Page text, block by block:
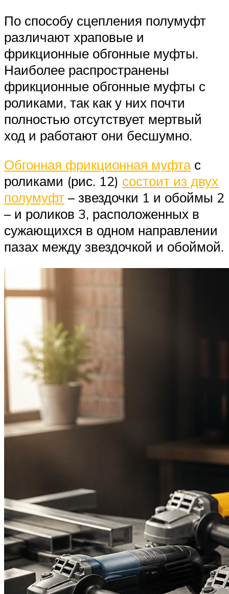
По способу сцепления полумуфт
различают храповые и
фрикционные обгонные муфты.
Наиболее распространены
фрикционные обгонные муфты с
роликами, так как у них почти
полностью отсутствует мертвый
ход и работают они бесшумно.
Обгонная фрикционная муфтас
роликами (рис. 12) состоит из двух
полумуфт – звездочки 1 и обоймы 2
– и роликов 3, расположенных в
сужающихся в одном направлении
пазах между звездочкой и обоймой.